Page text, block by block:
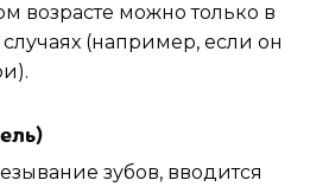
возрасте можно только в
(например, если он
зубов, вводится